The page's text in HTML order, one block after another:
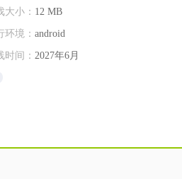
大小： 12 MB
环境： android
时间： 2027年6月